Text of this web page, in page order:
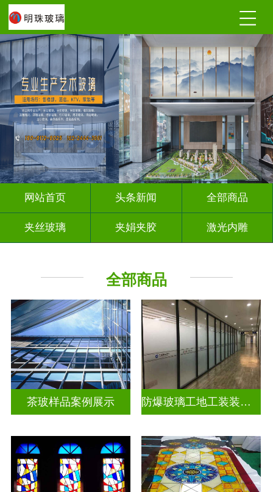
网站首页 头条新闻 全部商品
夹丝玻璃 夹娟夹胶 激光内雕
工程玻璃
全部商品
茶玻样品案例展示 防爆玻璃工地工装装饰玻璃